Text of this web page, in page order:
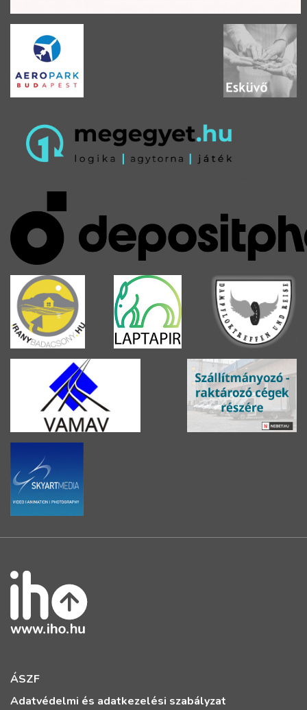
ÁSZF
Adatvédelmi és adatkezelési szabályzat